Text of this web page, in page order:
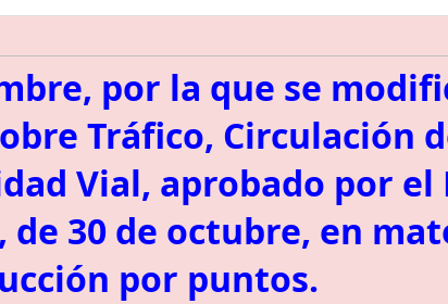
por la que se
Tráfico, Circulación
Vial, aprobado por el
30 de octubre, en
por puntos.